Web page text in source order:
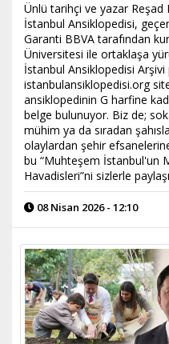
Ünlü tarihçi ve yazar
İstanbul Ansiklopedisi,
Garanti BBVA tarafından
Üniversitesi ile ortaklaşa
İstanbul Ansiklopedisi Arşivi
istanbulansiklopedisi.org
ansiklopedinin G harfine
belge bulunuyor. Biz de;
mühim ya da sıradan
olaylardan şehir
bu “Muhteşem İstanbul'un
Havadisleri”ni sizlerle
08 Nisan 2026 - 12:10